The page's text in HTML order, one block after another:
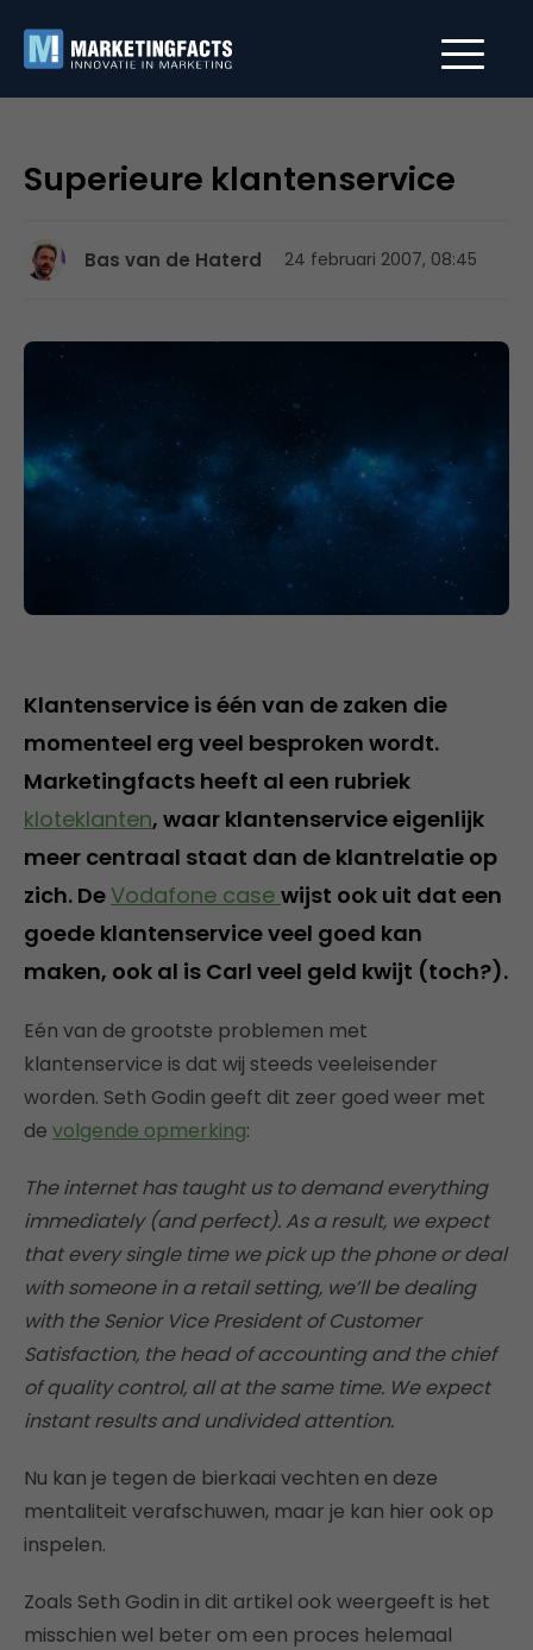
Superieure klantenservice
Bas van de Haterd 24 februari 2007, 08:45
Klantenservice is één van de zaken die
momenteel erg veel besproken wordt.
Marketingfacts heeft al een rubriek
kloteklanten, waar klantenservice eigenlijk
meer centraal staat dan de klantrelatie op
zich. DeVodafone case wijst ook uit dat een
goede klantenservice veel goed kan
maken, ook al is Carl veel geld kwijt (toch?).
Eén van de grootste problemen met
klantenservice is dat wij steeds veeleisender
worden. Seth Godin geeft dit zeer goed weer met
de volgende opmerking:
The internet has taught us to demand everything
immediately (and perfect). As a result, we expect
that every single time we pick up the phone or deal
with someone in a retail setting, we’ll be dealing
with the Senior Vice President of Customer
Satisfaction, the head of accounting and the chief
of quality control, all at the same time. We expect
instant results and undivided attention.
Nu kan je tegen de bierkaai vechten en deze
mentaliteit verafschuwen, maar je kan hier ook op
inspelen.
Zoals Seth Godin in dit artikel ook weergeeft is het
misschien wel beter om een proces helemaal